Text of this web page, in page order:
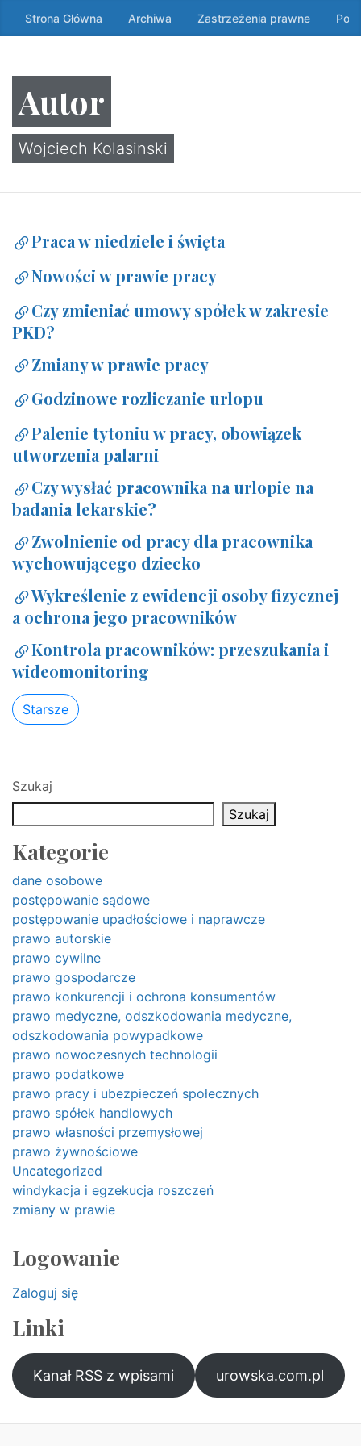
Przeskocz
do
↷
Strona Główna Archiwa Zastrzeżenia prawne
Autor
Wojciech Kolasinski
Praca w niedziele i święta
Nowości w prawie pracy
Czy zmieniać umowy spółek w zakresie
PKD?
Zmiany w prawie pracy
Godzinowe rozliczanie urlopu
Palenie tytoniu w pracy, obowiązek
utworzenia palarni
Czy wysłać pracownika na urlopie na
badania lekarskie?
Zwolnienie od pracy dla pracownika
wychowującego dziecko
Wykreślenie z ewidencji osoby fizycznej
a ochrona jego pracowników
Kontrola pracowników: przeszukania i
wideomonitoring
Starsze
Szukaj
Szukaj
Kategorie
dane osobowe
postępowanie sądowe
postępowanie upadłościowe i naprawcze
prawo autorskie
prawo cywilne
prawo gospodarcze
prawo konkurencji i ochrona konsumentów
prawo medyczne, odszkodowania medyczne,
odszkodowania powypadkowe
prawo nowoczesnych technologii
prawo podatkowe
prawo pracy i ubezpieczeń społecznych
prawo spółek handlowych
prawo własności przemysłowej
prawo żywnościowe
Uncategorized
windykacja i egzekucja roszczeń
zmiany w prawie
Logowanie
Zaloguj się
Linki
Kanał RSS z wpisami urowska.com.pl